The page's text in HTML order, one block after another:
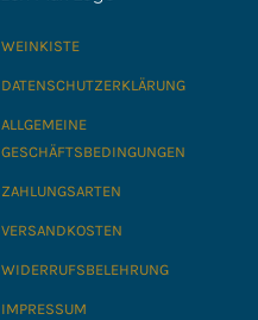
WEINKISTE
DATENSCHUTZERKLÄRUNG
ALLGEMEINE
GESCHÄFTSBEDINGUNGEN
ZAHLUNGSARTEN
VERSANDKOSTEN
WIDERRUFSBELEHRUNG
IMPRESSUM